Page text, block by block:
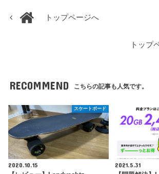
トップページへ
トップ
RECOMMEND こちらの記事も人気です。
スケートボード
2020.10.15
2021.5.31